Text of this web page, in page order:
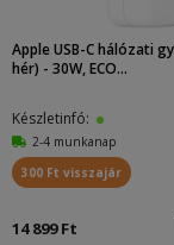
Apple USB-C hálózati
hér) - 30W, ECO...
Készletinfó:
2-4 munkanap
300 Ft visszajár
14 899 Ft